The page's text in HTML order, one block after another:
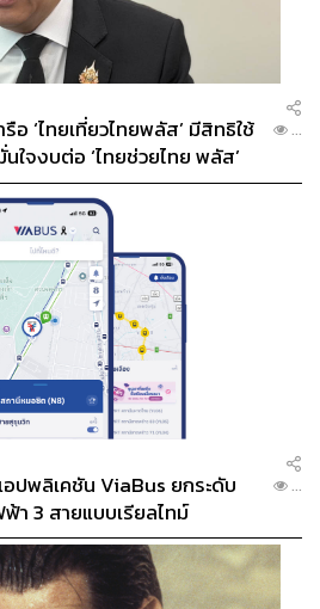
รือ ‘ไทยเที่ยวไทยพลัส’ มีสิทธิใช้
ใจงบต่อ ‘ไทยช่วยไทย พลัส’
...
ปพลิเคชัน ViaBus ยกระดับ
า 3 สายแบบเรียลไทม์
...